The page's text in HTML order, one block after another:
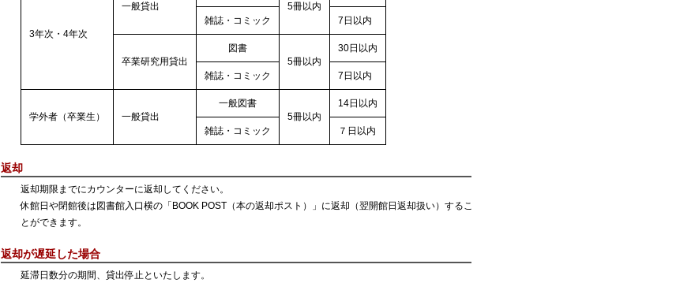
3年次・4年次
一般貸出
5冊以内
雑誌・コミック 7日以内
卒業研究用貸出
図書
5冊以内
30日以内
雑誌・コミック 7日以内
学外者（卒業生） 一般貸出
一般図書
5冊以内
14日以内
雑誌・コミック ７日以内
返却
返却期限までにカウンターに返却してください。
休館日や閉館後は図書館入口横の「BOOK POST（本の返却ポスト）」に返却（翌開館日返却扱い）するこ
とができます。
返却が遅延した場合
延滞日数分の期間、貸出停止といたします。